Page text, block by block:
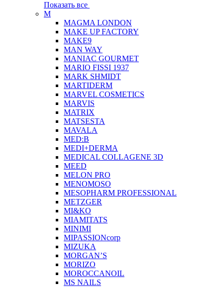
Показать все
M
MAGMA LONDON
MAKE UP FACTORY
MAKE9
MAN WAY
MANIAC GOURMET
MARIO FISSI 1937
MARK SHMIDT
MARTIDERM
MARVEL COSMETICS
MARVIS
MATRIX
MATSESTA
MAVALA
MED:B
MEDI+DERMA
MEDICAL COLLAGENE 3D
MEED
MELON PRO
MENOMOSO
MESOPHARM PROFESSIONAL
METZGER
MI&KO
MIAMITATS
MINIMI
MIPASSIONcorp
MIZUKA
MORGAN’S
MORIZO
MOROCCANOIL
MS NAILS